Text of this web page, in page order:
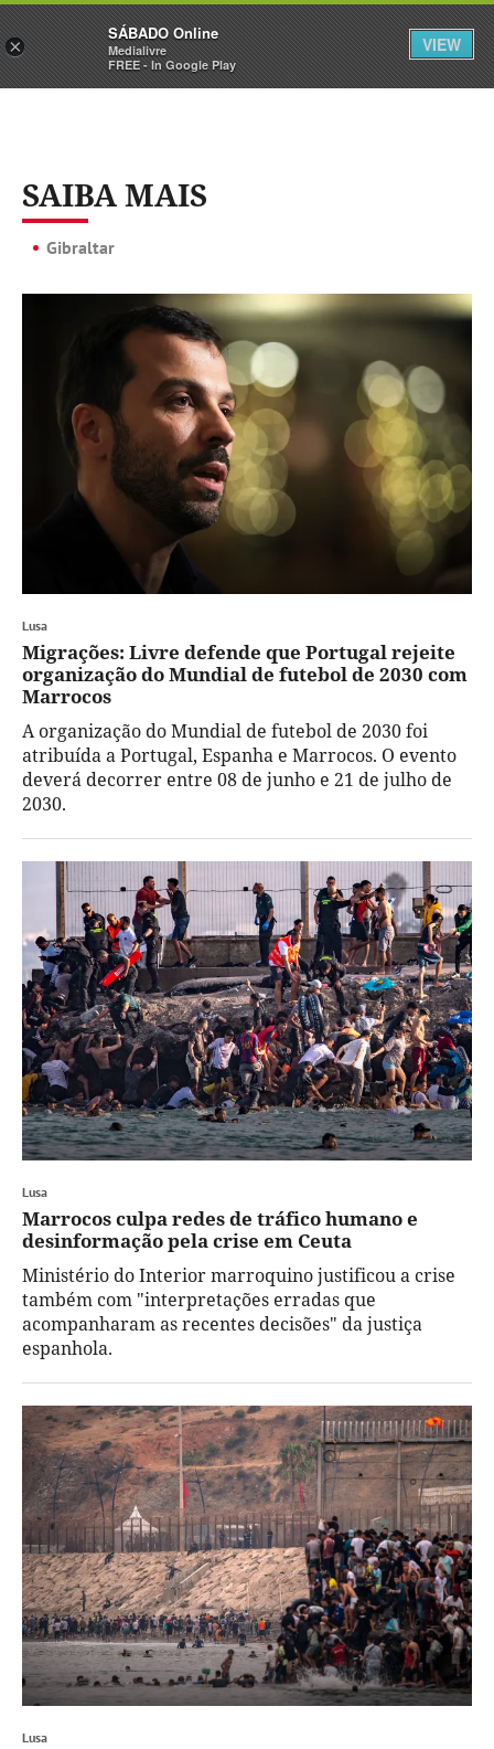
Sábado Assine Iniciar Sessão
SAIBA MAIS
Gibraltar
Lusa
Migrações: Livre defende que Portugal rejeite
organização do Mundial de futebol de 2030 com
Marrocos
A organização do Mundial de futebol de 2030 foi
atribuída a Portugal, Espanha e Marrocos. O evento
deverá decorrer entre 08 de junho e 21 de julho de
2030.
Lusa
Marrocos culpa redes de tráfico humano e
desinformação pela crise em Ceuta
Ministério do Interior marroquino justificou a crise
também com "interpretações erradas que
acompanharam as recentes decisões" da justiça
espanhola.
Lusa
×
SÁBADO Online
Medialivre
FREE - In Google Play
VIEW